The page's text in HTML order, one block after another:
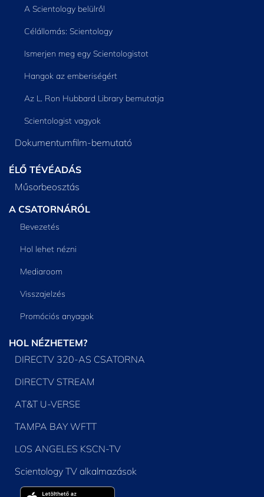
A Scientology belülről
Célállomás: Scientology
Ismerjen meg egy Scientologistot
Hangok az emberiségért
Az L. Ron Hubbard Library bemutatja
Scientologist vagyok
Dokumentumfilm-bemutató
ÉLŐ TÉVÉADÁS
Műsorbeosztás
A CSATORNÁRÓL
Bevezetés
Hol lehet nézni
Mediaroom
Visszajelzés
Promóciós anyagok
HOL NÉZHETEM?
DIRECTV 320-AS CSATORNA
DIRECTV STREAM
AT&T U-VERSE
TAMPA BAY WFTT
LOS ANGELES KSCN-TV
Scientology TV alkalmazások